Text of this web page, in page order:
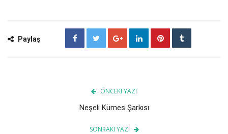
Paylaş
ÖNCEKI YAZI
Neşeli Kümes Şarkısı
SONRAKI YAZI